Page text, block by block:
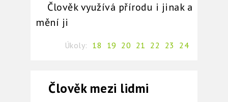
Člověk využívá přírodu i jinak a
mění ji
Úkoly: 18 19 20 21 22 23 24
Člověk mezi lidmi